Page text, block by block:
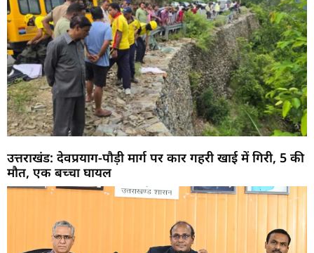
उत्तराखंड: देवप्रयाग-पौड़ी मार्ग पर कार गहरी खाई में गिरी, 5 की
मौत, एक बच्चा घायल